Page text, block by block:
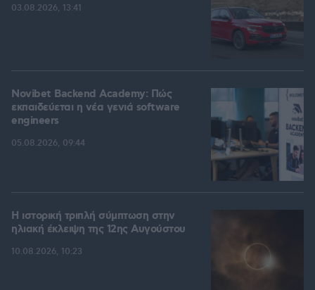
03.08.2026, 13:41
Novibet Backend Academy: Πώς
εκπαιδεύεται η νέα γενιά software
engineers
05.08.2026, 09:44
Η ιστορική τριπλή σύμπτωση στην
ηλιακή έκλειψη της 12ης Αυγούστου
10.08.2026, 10:23